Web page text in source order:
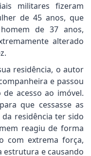
militares fizeram
de 45 anos, que
de 37 anos,
alterado
residência, o autor
e passou
acesso ao imóvel.
que cessasse as
residência ter sido
reagiu de forma
com extrema força,
estrutura e causando